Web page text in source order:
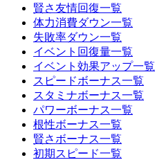
賢さ友情回復一覧
体力消費ダウン一覧
失敗率ダウン一覧
イベント回復量一覧
イベント効果アップ一覧
スピードボーナス一覧
スタミナボーナス一覧
パワーボーナス一覧
根性ボーナス一覧
賢さボーナス一覧
初期スピード一覧